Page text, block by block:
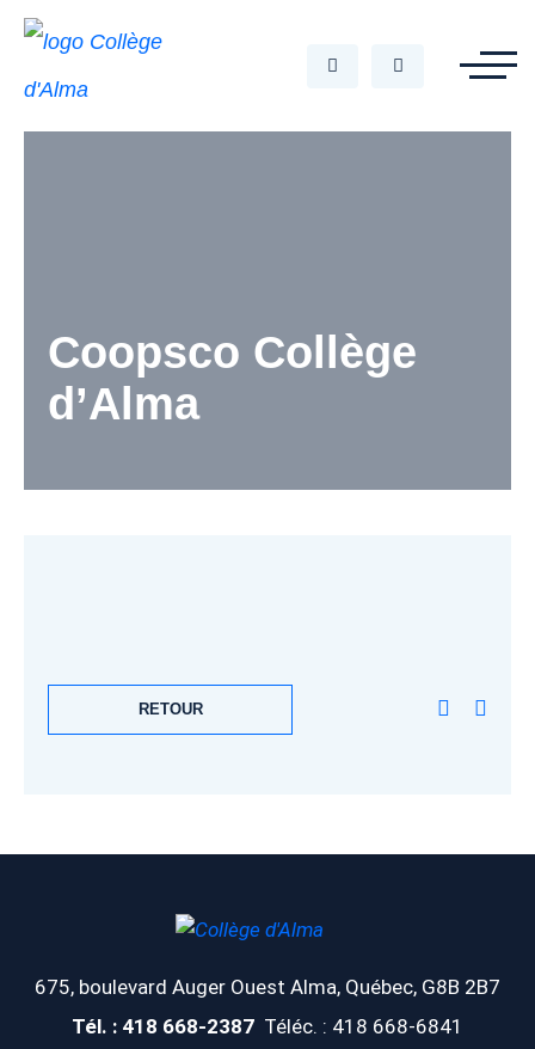
Coopsco Collège
d’Alma
RETOUR
675, boulevard Auger Ouest Alma, Québec, G8B 2B7
Tél. : 418 668-2387 Téléc. : 418 668-6841